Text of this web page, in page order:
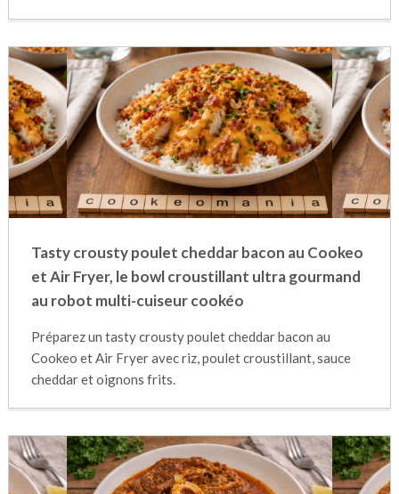
Tasty crousty poulet cheddar bacon au Cookeo
et Air Fryer, le bowl croustillant ultra gourmand
au robot multi-cuiseur cookéo
Préparez un tasty crousty poulet cheddar bacon au
Cookeo et Air Fryer avec riz, poulet croustillant, sauce
cheddar et oignons frits.